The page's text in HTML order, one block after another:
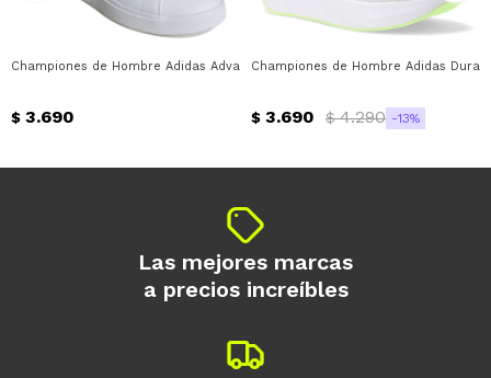
Championes de Hombre Adidas Advantage Base 2.0 Adidas - Blanco - Verde
$ 3.690
Championes de Hombre Adidas
$ 3.690 $ 4.290 13
Las mejores marcas
a precios increíbles